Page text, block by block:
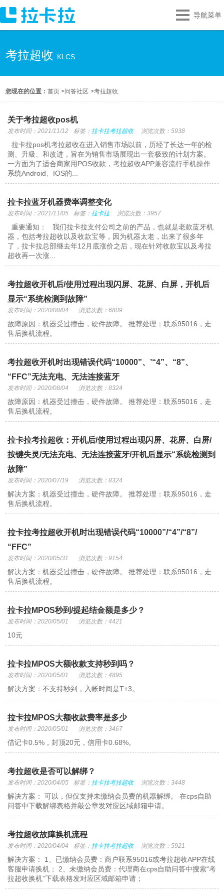
导航菜单
考拉超收 KLCS
您现在的位置：首页 >问答社区 >考拉超收
关于考拉超收pos机
发布时间：2021/11/12 标签： 拉卡拉考拉超收 浏览次数：5938
拉卡拉pos机考拉超收在进入销售市场以前，历经了长达一年的检
测、升級、和改进，旨在为销售市场展现出一套极致的计划方案。
一方面为了适合商家用POS收款，考拉超收APP兼容流行手机操作
系统Android、IOS的...
拉卡拉蓝牙机器费率调整变化
发布时间：2021/11/05 标签： 拉卡拉 浏览次数：3957
重要通知： 我们拉卡拉支付公司之前的产品，也就是老款蓝牙机
器，包括考拉超收以及收款宝等，因为机器太老，出来了很多年
了，拉卡拉总部继去年12月底涨价之后，现在针对收款宝以及考拉
超收再一次涨...
考拉超收开机后/使用过程出现闪屏、花屏、白屏，开机后
显示“系统检测到故障”
发布时间：2020/08/04 浏览次数：6809
故障原因：机器受过撞击，硬件故障。 推荐处理：联系95016，走
售后换机流程。
考拉超收开机时出现错误代码“10000”、’“4”、“8”、
“FFC”无法充电、无法连接蓝牙
发布时间：2020/08/04 浏览次数：8324
故障原因：机器受过撞击，硬件故障。 推荐处理：联系95016，走
售后换机流程。
拉卡拉考拉超收：开机后/使用过程出现闪屏、花屏、白屏/
按键失灵/无法充电、无法连接蓝牙/开机后显示“系统检测到
故障”
发布时间：2020/07/19 浏览次数：8324
解决方案：机器受过撞击，硬件故障。 推荐处理：联系95016，走
售后换机流程。
拉卡拉考拉超收开机时出现错误代码“10000”/“4”/“8”/
“FFC”
发布时间：2020/05/31 浏览次数：9154
解决方案：机器受过撞击，硬件故障。 推荐处理：联系95016，走
售后换机流程。
拉卡拉MPOS秒到/提起结金额是多少？
发布时间：2020/05/01 浏览次数：4421
10元
拉卡拉MPOS大额收款支持秒到吗？
发布时间：2020/05/01 浏览次数：4895
解决方案：不支持秒到，入帐时间是T+3。
拉卡拉MPOS大额收款费率是多少
发布时间：2020/05/01 浏览次数：3467
借记卡0.5%，封顶20元，信用卡0.68%。
考拉超收是否可以解绑？
发布时间：2020/04/05 标签： 拉卡拉考拉超收 浏览次数：3448
解决方案： 可以，但仅支持未缴纳会员费的机器解绑。 在cps自助
问答中下载解绑表格并敲公章发对应区域邮箱申请。
考拉超收故障换机流程
发布时间：2020/04/04 标签： 拉卡拉考拉超收 浏览次数：5921
解决方案： 1、已缴纳会员费：商户联系95016或考拉超收APP在线
客服申请换机； 2、未缴纳会员费：代理商在cps自助问答中搜索“考
拉超收换机”下载表格发对应区域邮箱申请；